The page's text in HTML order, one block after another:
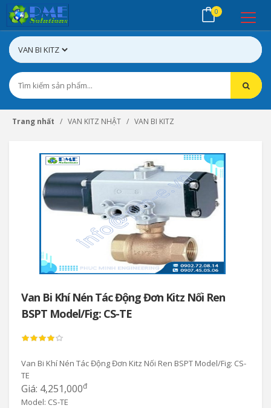
0
Trang nhất VAN KITZ NHẬT VAN BI KITZ
Van Bi Khí Nén Tác Động Đơn Kitz Nối Ren
BSPT Model/Fig: CS-TE
Van Bi Khí Nén Tác Động Đơn Kitz Nối Ren BSPT Model/Fig: CS-
TE
Giá: 4,251,000đ
Model: CS-TE